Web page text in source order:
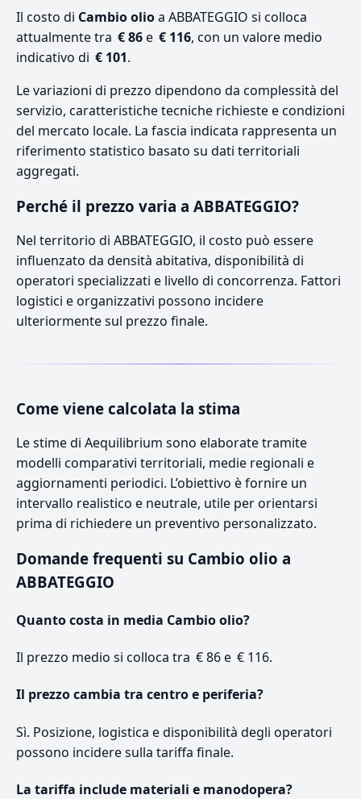
Il costo di Cambio olioa ABBATEGGIO si colloca
attualmente tra € 86e € 116, con un valore medio
indicativo di € 101.
Le variazioni di prezzo dipendono da complessità del
servizio, caratteristiche tecniche richieste e condizioni
del mercato locale. La fascia indicata rappresenta un
riferimento statistico basato su dati territoriali
aggregati.
Perché il prezzo varia a ABBATEGGIO?
Nel territorio di ABBATEGGIO, il costo può essere
influenzato da densità abitativa, disponibilità di
operatori specializzati e livello di concorrenza. Fattori
logistici e organizzativi possono incidere
ulteriormente sul prezzo finale.
Come viene calcolata la stima
Le stime di Aequilibrium sono elaborate tramite
modelli comparativi territoriali, medie regionali e
aggiornamenti periodici. L’obiettivo è fornire un
intervallo realistico e neutrale, utile per orientarsi
prima di richiedere un preventivo personalizzato.
Domande frequenti su Cambio olio a
ABBATEGGIO
Quanto costa in media Cambio olio?
Il prezzo medio si colloca tra € 86 e € 116.
Il prezzo cambia tra centro e periferia?
Sì. Posizione, logistica e disponibilità degli operatori
possono incidere sulla tariffa finale.
La tariffa include materiali e manodopera?